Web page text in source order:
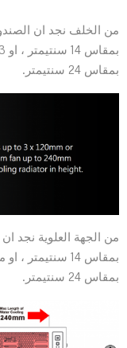
من الخلف نجد ان
بمقاس 24 سنتيمتر.
من الجهة العلوية نجد
بمقاس 24 سنتيمتر.